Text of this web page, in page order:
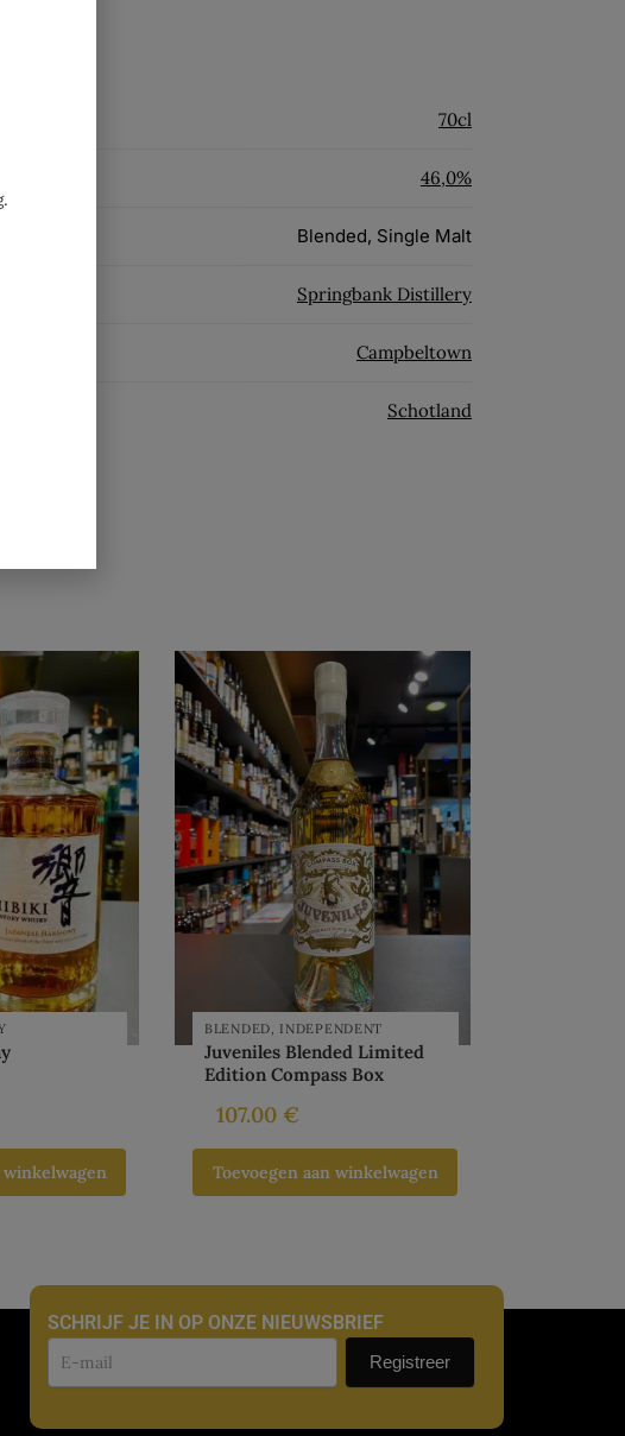
70cl
46,0%
Blended, Single Malt
Springbank Distillery
Campbeltown
Schotland
winkelwagen
BLENDED INDEPENDENT
Juveniles Blended Limited
Edition Compass Box
107.00 €
Toevoegen aan winkelwagen
SCHRIJF JE IN OP ONZE NIEUWSBRIEF
Nieuwsbrief Registreer